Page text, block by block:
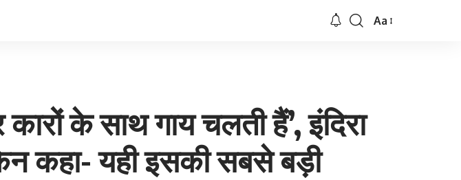
Font
Aa
के साथ गाय चलती हैं’, इंदिरा
कहा- यही इसकी सबसे बड़ी